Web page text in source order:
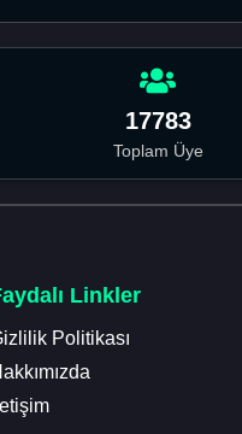
17783
Toplam Üye
Linkler
Politikası
İletişim